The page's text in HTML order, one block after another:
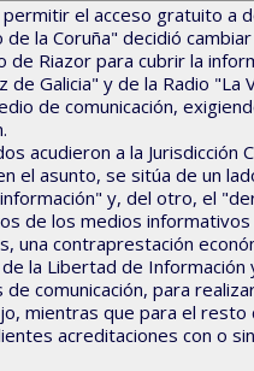
el acceso gratuito a
la Coruña" decidió
de Riazor para cubrir la
Galicia" y de la Radio "La
de comunicación,
acudieron a la
el asunto, se sitúa de un
y, del otro, el
de los medios
una contraprestación
la Libertad de
comunicación, para
mientras que para el
acreditaciones con o